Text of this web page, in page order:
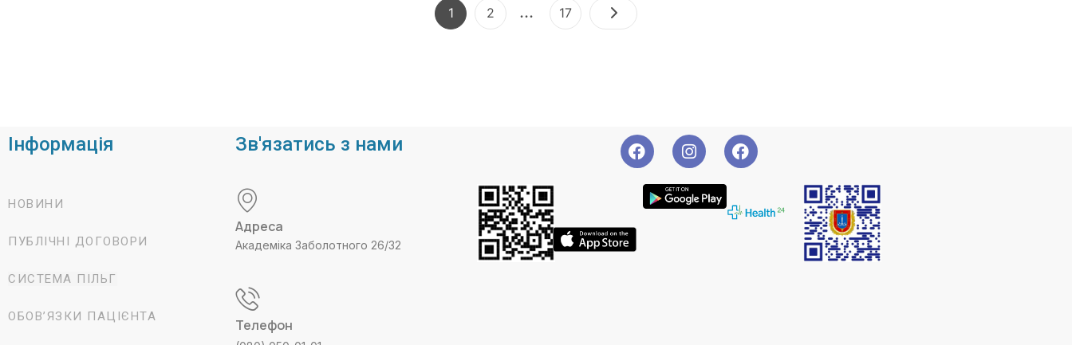
1 2 … 17
Інформація
НОВИНИ
ПУБЛІЧНІ ДОГОВОРИ
СИСТЕМА ПІЛЬГ
ОБОВ’ЯЗКИ ПАЦІЄНТА
Зв'язатись з нами
Адреса
Академіка Заболотного 26/32
Телефон